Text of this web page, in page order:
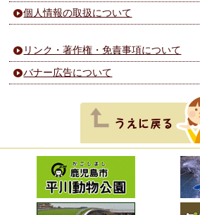
個人情報の取扱について
リンク・著作権・免責事項について
バナー広告について